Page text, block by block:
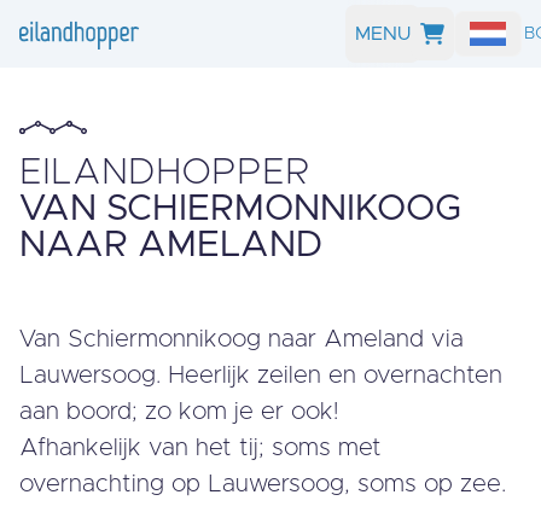
ZOEK EN
MENU
EILANDHOPPER
VAN SCHIER­MON­NIK­OOG
NAAR AMELAND
Van Schiermonnikoog naar Ameland via
Lauwersoog. Heerlijk zeilen en overnachten
aan boord; zo kom je er ook!
Afhankelijk van het tij; soms met
overnachting op Lauwersoog, soms op zee.